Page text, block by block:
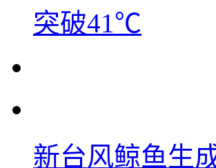
突破41℃
新台风鲸鱼生